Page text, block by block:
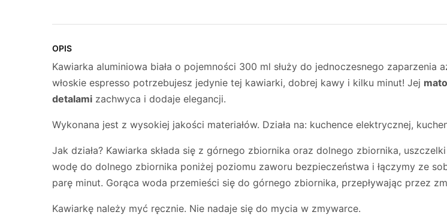
OPIS
Kawiarka aluminiowa biała o pojemności 300 ml służy do jednoczesnego
włoskie espresso potrzebujesz jedynie tej kawiarki, dobrej kawy i kilku minut! Jej
detalami zachwyca i dodaje elegancji.
Wykonana jest z wysokiej jakości materiałów. Działa na: kuchence elektrycznej,
Jak działa? Kawiarka składa się z górnego zbiornika oraz dolnego zbiornika,
wodę do dolnego zbiornika poniżej poziomu zaworu bezpieczeństwa i łączymy ze
parę minut. Gorąca woda przemieści się do górnego zbiornika, przepływając przez
Kawiarkę należy myć ręcznie. Nie nadaje się do mycia w zmywarce.